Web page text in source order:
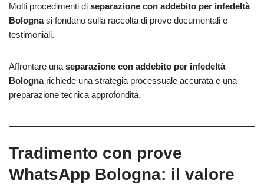
Molti procedimenti di separazione con addebito per infedeltà
Bolognasi fondano sulla raccolta di prove documentali e
testimoniali.
Affrontare una separazione con addebito per infedeltà
Bolognarichiede una strategia processuale accurata e una
preparazione tecnica approfondita.
Tradimento con prove
WhatsApp Bologna: il valore